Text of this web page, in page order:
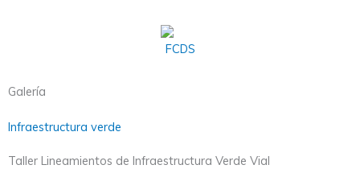
Galería
Infraestructura verde
Taller Lineamientos de Infraestructura Verde Vial